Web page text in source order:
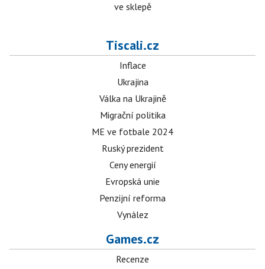
ve sklepě
Tiscali.cz
Inflace
Ukrajina
Válka na Ukrajině
Migrační politika
ME ve fotbale 2024
Ruský prezident
Ceny energií
Evropská unie
Penzijní reforma
Vynález
Games.cz
Recenze